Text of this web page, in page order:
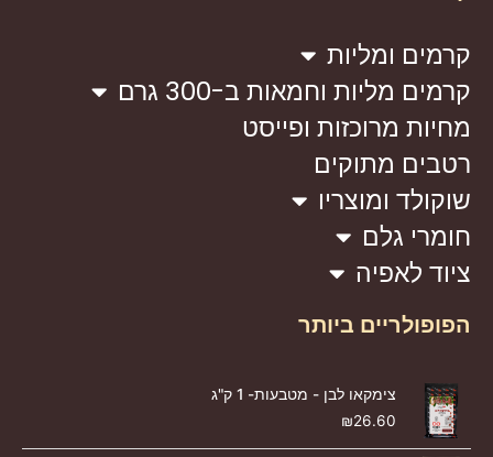
קרמים ומליות
קרמים מליות וחמאות ב-300 גרם
מחיות מרוכזות ופייסט
רטבים מתוקים
שוקולד ומוצריו
חומרי גלם
ציוד לאפיה
הפופולריים ביותר
צימקאו לבן - מטבעות- 1 ק"ג
₪26.60